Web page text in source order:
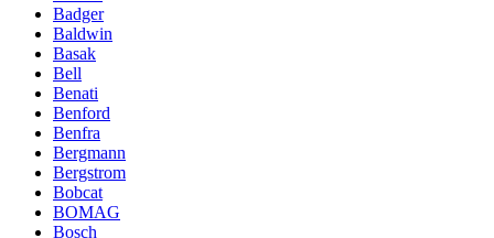
Badger
Baldwin
Basak
Bell
Benati
Benford
Benfra
Bergmann
Bergstrom
Bobcat
BOMAG
Bosch